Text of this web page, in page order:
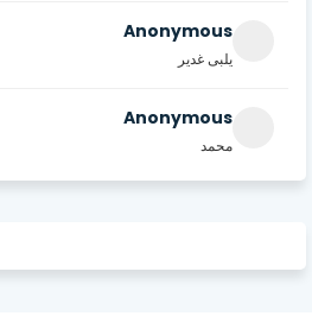
Anonymous
يلبى غدير
Anonymous
محمد